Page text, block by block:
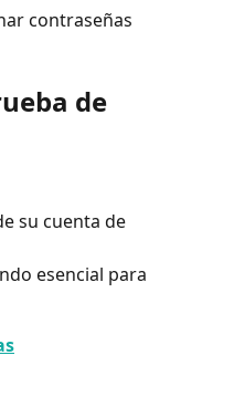
contraseñas
de
su cuenta de
esencial para